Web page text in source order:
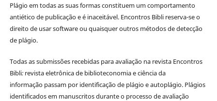
Plágio em todas as suas formas constituem um comportamento
antiético de publicação e é inaceitável. Encontros Bibli reserva-se o
direito de usar software ou quaisquer outros métodos de detecção
de plágio.
Todas as submissões recebidas para avaliação na revista Encontros
Bibli: revista eletrônica de biblioteconomia e ciência da
informaçãopassam por identificação de plágio e autoplágio. Plágios
identificados em manuscritos durante o processo de avaliação